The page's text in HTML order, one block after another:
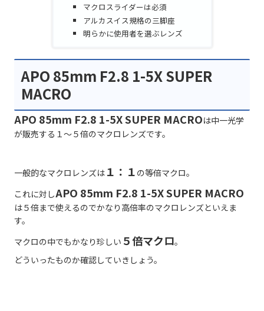
マクロスライダーは必須
アルカスイス規格の三脚座
明らかに使用者を選ぶレンズ
APO 85mm F2.8 1-5X SUPER
MACRO
APO 85mm F2.8 1-5X SUPER MACROは中一光学
が販売する１～５倍のマクロレンズです。
一般的なマクロレンズは １：１ の等倍マクロ。
これに対しAPO 85mm F2.8 1-5X SUPER MACRO
は５倍まで使えるのでかなり高倍率のマクロレンズといえま
す。
マクロの中でもかなり珍しい ５倍マクロ。
どういったものか確認していきしょう。